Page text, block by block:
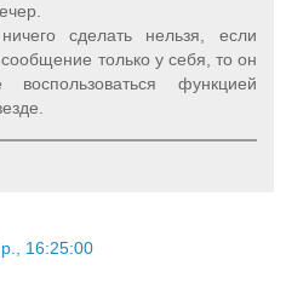
сделать нельзя, если
только у себя, то он
функцией
16:25:00